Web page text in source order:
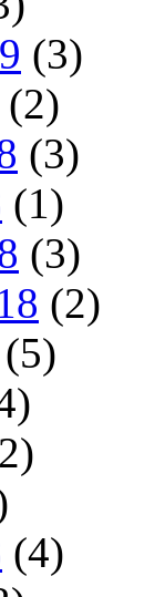
(3)
(2)
(3)
(1)
(3)
(2)
(5)
(4)